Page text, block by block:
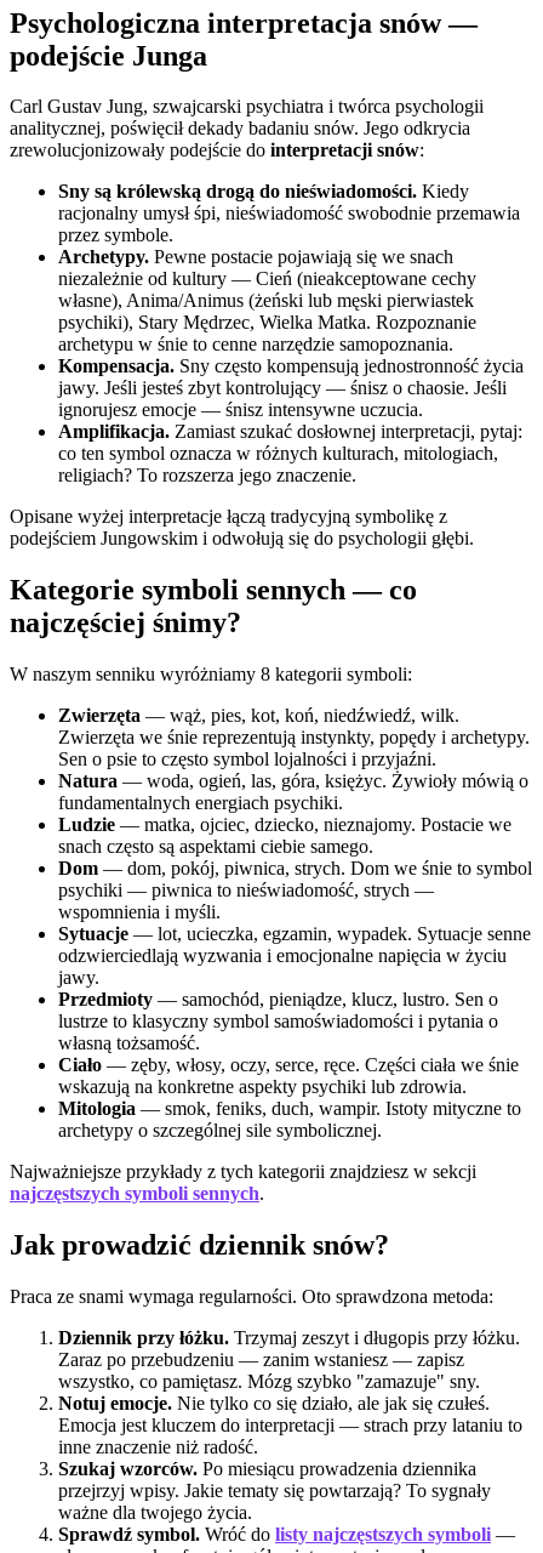
Psychologiczna interpretacja snów —
podejście Junga
Carl Gustav Jung, szwajcarski psychiatra i twórca psychologii
analitycznej, poświęcił dekady badaniu snów. Jego odkrycia
zrewolucjonizowały podejście do interpretacji snów:
Sny są królewską drogą do nieświadomości. Kiedy
racjonalny umysł śpi, nieświadomość swobodnie przemawia
przez symbole.
Archetypy. Pewne postacie pojawiają się we snach
niezależnie od kultury — Cień (nieakceptowane cechy
własne), Anima/Animus (żeński lub męski pierwiastek
psychiki), Stary Mędrzec, Wielka Matka. Rozpoznanie
archetypu w śnie to cenne narzędzie samopoznania.
Kompensacja. Sny często kompensują jednostronność życia
jawy. Jeśli jesteś zbyt kontrolujący — śnisz o chaosie. Jeśli
ignorujesz emocje — śnisz intensywne uczucia.
Amplifikacja. Zamiast szukać dosłownej interpretacji, pytaj:
co ten symbol oznacza w różnych kulturach, mitologiach,
religiach? To rozszerza jego znaczenie.
Opisane wyżej interpretacje łączą tradycyjną symbolikę z
podejściem Jungowskim i odwołują się do psychologii głębi.
Kategorie symboli sennych — co
najczęściej śnimy?
W naszym senniku wyróżniamy 8 kategorii symboli:
Zwierzęta — wąż, pies, kot, koń, niedźwiedź, wilk.
Zwierzęta we śnie reprezentują instynkty, popędy i archetypy.
Sen o psie to często symbol lojalności i przyjaźni.
Natura — woda, ogień, las, góra, księżyc. Żywioły mówią o
fundamentalnych energiach psychiki.
Ludzie — matka, ojciec, dziecko, nieznajomy. Postacie we
snach często są aspektami ciebie samego.
Dom — dom, pokój, piwnica, strych. Dom we śnie to symbol
psychiki — piwnica to nieświadomość, strych —
wspomnienia i myśli.
Sytuacje — lot, ucieczka, egzamin, wypadek. Sytuacje senne
odzwierciedlają wyzwania i emocjonalne napięcia w życiu
jawy.
Przedmioty — samochód, pieniądze, klucz, lustro. Sen o
lustrze to klasyczny symbol samoświadomości i pytania o
własną tożsamość.
Ciało — zęby, włosy, oczy, serce, ręce. Części ciała we śnie
wskazują na konkretne aspekty psychiki lub zdrowia.
Mitologia — smok, feniks, duch, wampir. Istoty mityczne to
archetypy o szczególnej sile symbolicznej.
Najważniejsze przykłady z tych kategorii znajdziesz w sekcji
najczęstszych symboli sennych.
Jak prowadzić dziennik snów?
Praca ze snami wymaga regularności. Oto sprawdzona metoda:
Dziennik przy łóżku. Trzymaj zeszyt i długopis przy łóżku.
Zaraz po przebudzeniu — zanim wstaniesz — zapisz
wszystko, co pamiętasz. Mózg szybko "zamazuje" sny.
Notuj emocje. Nie tylko co się działo, ale jak się czułeś.
Emocja jest kluczem do interpretacji — strach przy lataniu to
inne znaczenie niż radość.
Szukaj wzorców. Po miesiącu prowadzenia dziennika
przejrzyj wpisy. Jakie tematy się powtarzają? To sygnały
ważne dla twojego życia.
Sprawdź symbol. Wróć do listy najczęstszych symboli —